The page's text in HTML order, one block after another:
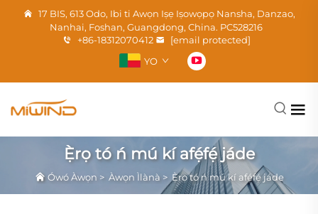
17 BIS, 613 Odo, Ibi ti Awọn Iṣẹ Iṣowọpọ Nansha, Danzao,
Nanhai, Foshan, Guangdong, China. PC528216
+86-18312070412
[email protected]
YO
Ẹ̀rọ tó ń mú kí afẹ́fẹ́ jáde
Ówó Àwọn > Àwọn Ìlànà > Ẹ̀rọ tó ń mú kí afẹ́fẹ́ jáde